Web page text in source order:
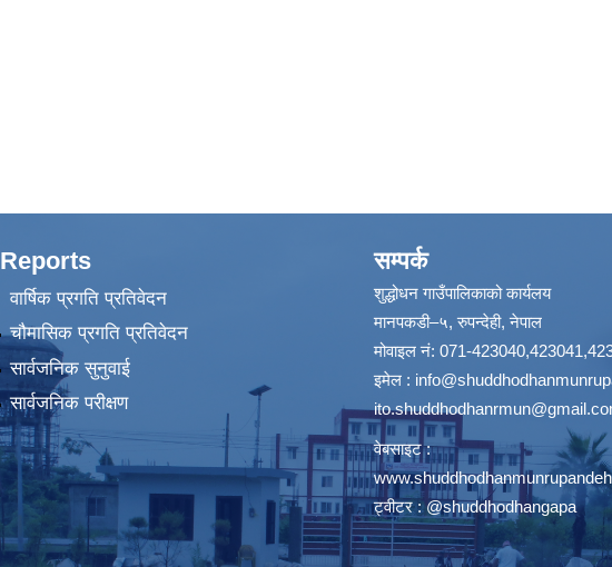
Reports
वार्षिक प्रगति प्रतिवेदन
चौमासिक प्रगति प्रतिवेदन
सार्वजनिक सुनुवाई
सार्वजनिक परीक्षण
सम्पर्क
शुद्धोधन गाउँपालिकाको कार्यलय
मानपकडी–५, रुपन्देही, नेपाल
मोवाइल नं: 071-
इमेल :
वेबसाइट :
ट्वीटर : @shuddhodhangapa